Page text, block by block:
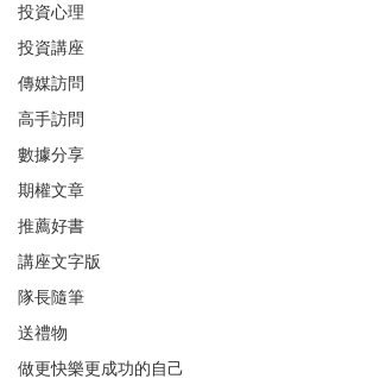
投資心理
投資講座
傳媒訪問
高手訪問
數據分享
期權文章
推薦好書
講座文字版
隊長隨筆
送禮物
做更快樂更成功的自己